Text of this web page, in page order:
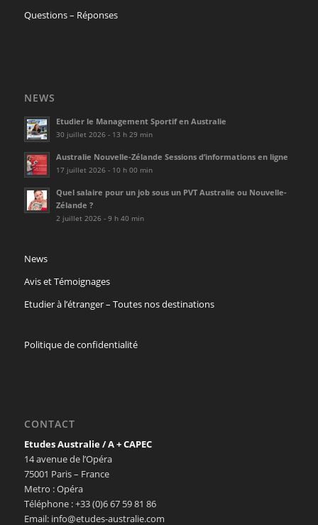
Questions – Réponses
NEWS
Etudier le Management Sportif en Australie
30 juillet 2026 - 13 h 29 min
Australie Nouvelle-Zélande Sessions d’informations en ligne
17 juillet 2026 - 10 h 00 min
Quel salaire pour un job sous un PVT Australie ou Nouvelle-
Zélande ?
2 juillet 2026 - 9 h 40 min
News
Avis et Témoignages
Etudier à l’étranger – Toutes nos destinations
Politique de confidentialité
CONTACT
Etudes Australie / A + CAPEC
14 avenue de l’Opéra
75001 Paris – France
Metro : Opéra
Téléphone : +33 (0)6 67 59 81 86
Email: info@etudes-australie.com